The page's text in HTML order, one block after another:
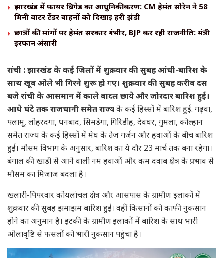
झारखंड में फायर ब्रिगेड का आधुनिकीकरण: CM हेमंत सोरेन ने 58
मिनी वाटर टेंडर वाहनों को दिखाई हरी झंडी
छात्रों की मांगों पर हेमंत सरकार गंभीर, BJP कर रही राजनीति: मंत्री
इरफान अंसारी
रांची : झारखंड के कई जिलों में शुक्रवार की सुबह आंधी-बारिश के
साथ खूब ओले भी गिरने शुरू हो गए। शुक्रवार की सुबह करीब दस
बजे रांची के आसमान में काले बादल छाये और जोरदार बारिश हुई।
आधे घंटे तक राजधानी समेत राज्यके कई हिस्सों में बारिश हुई. गढ़वा,
पलामू, लोहरदगा, धनबाद, सिमडेगा, गिरिडीह, देवघर, गुमला, कोल्हान
समेत राज्य के कई हिस्सों में मेघ के तेज गर्जन और हवाओं के बीच बारिश
हुई। मौसम विभाग के अनुसार, बारिश का ये दौर 23 मार्च तक बना रहेगा।
बंगाल की खाड़ी से आने वाली नम हवाओं और कम दवाब क्षेत्र के प्रभाव से
मौसम का मिजाज बदला है।
खलारी-पिपरवार कोयलांचल क्षेत्र और आसपास के ग्रामीण इलाकों में
शुक्रवार की सुबह झमाझम बारिश हुई। वहीं किसानों को काफी नुकसान
होने का अनुमान है। इटकी के ग्रामीण इलाकों में बारिश के साथ भारी
ओलावृष्टि से फसलों को भारी नुकसान पहुंचा है।